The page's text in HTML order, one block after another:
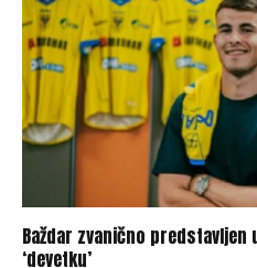
Baždar zvanično predstavljen
‘devetku’